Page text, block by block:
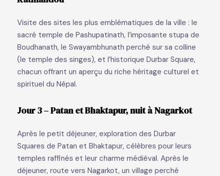
Visite des sites les plus emblématiques de la ville : le
sacré temple de Pashupatinath, l’imposante stupa de
Boudhanath, le Swayambhunath perché sur sa colline
(le temple des singes), et l’historique Durbar Square,
chacun offrant un aperçu du riche héritage culturel et
spirituel du Népal.
Jour 3 – Patan et Bhaktapur, nuit à Nagarkot
Après le petit déjeuner, exploration des Durbar
Squares de Patan et Bhaktapur, célèbres pour leurs
temples raffinés et leur charme médiéval. Après le
déjeuner, route vers Nagarkot, un village perché